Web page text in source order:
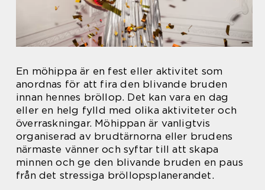
En möhippa är en fest eller aktivitet som
anordnas för att fira den blivande bruden
innan hennes bröllop. Det kan vara en dag
eller en helg fylld med olika aktiviteter och
överraskningar. Möhippan är vanligtvis
organiserad av brudtärnorna eller brudens
närmaste vänner och syftar till att skapa
minnen och ge den blivande bruden en paus
från det stressiga bröllopsplanerandet.